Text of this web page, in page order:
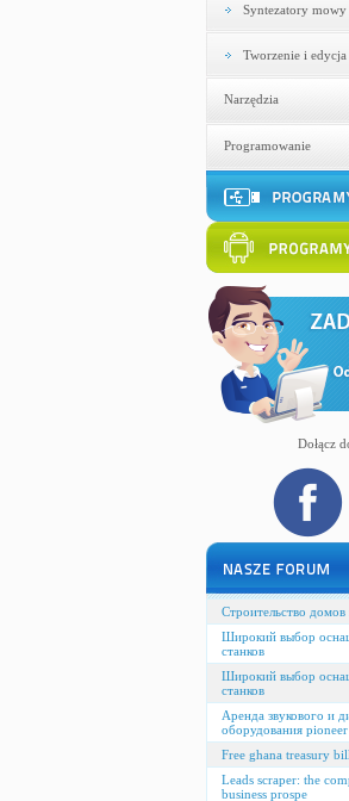
Syntezatory mowy
Tworzenie i
Narzędzia
Programowanie
Dołącz
Строительство
Широкий выбор
станков
Широкий выбор
станков
Аренда звукового и
оборудования
Free ghana treasury
Leads scraper: the
business prospe